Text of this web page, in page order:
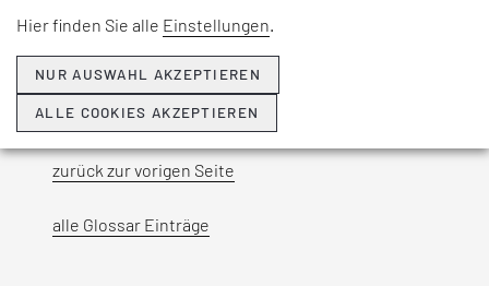
entwickelnden Produkten, den Zielmärkten des
Unternehmens oder nach technologischen
Verfahren aufgeteilt sein.
zurück zur vorigen Seite
alle Glossar Einträge
Hier finden Sie alle Einstellungen.
NUR AUSWAHL AKZEPTIEREN
ALLE COOKIES AKZEPTIEREN